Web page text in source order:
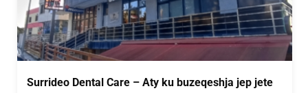
Surrideo Dental Care – Aty ku buzeqeshja jep jete